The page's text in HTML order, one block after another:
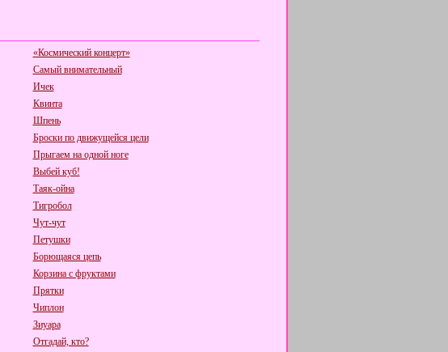
«Космический концерт»
Самый внимательный
Ичек
Квинта
Шпень
Броски по движущейся цели
Прыгаем на одной ноге
Выбей куб!
Таяк-ойна
Тигробол
Чут-чут
Петушки
Борющаяся цепь
Корзина с фруктами
Прятки
Чиплон
Зиуара
Отгадай, кто?